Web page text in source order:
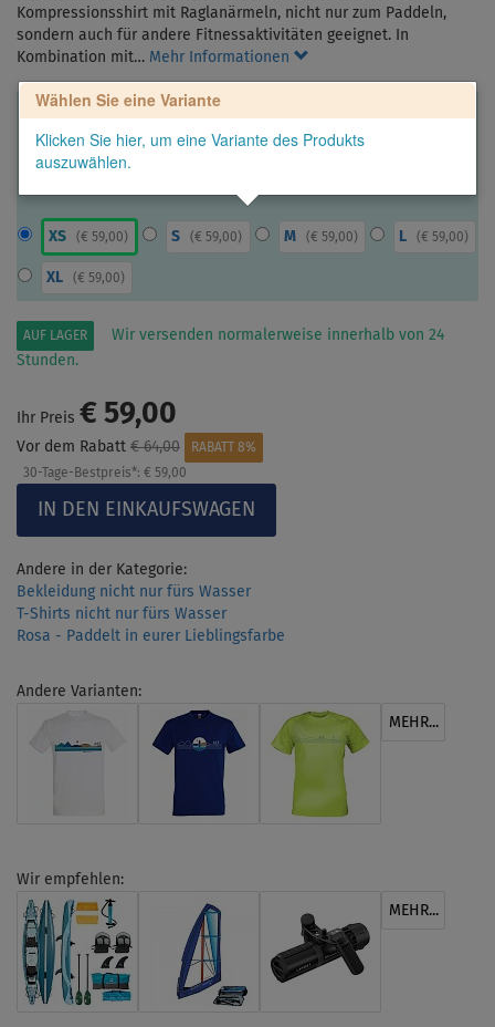
Kompressionsshirt mit Raglanärmeln, nicht nur zum Paddeln,
sondern auch für andere Fitnessaktivitäten geeignet. In
Kombination mit… Mehr Informationen
Wählen Sie eine Variante
Klicken Sie hier, um eine Variante des Produkts
auszuwählen.
XS ( € 59,00) S (€ 59,00) M ( € 59,00) L ( € 59,00)
XL ( € 59,00)
AUF LAGER
Wir versenden normalerweise innerhalb von 24
Stunden.
Ihr Preis € 59,00
Vor dem Rabatt € 64,00
RABATT 8%
30-Tage-Bestpreis*: € 59,00
Andere in der Kategorie:
Bekleidung nicht nur fürs Wasser
T-Shirts nicht nur fürs Wasser
Rosa - Paddelt in eurer Lieblingsfarbe
Andere Varianten:
MEHR...
Wir empfehlen:
MEHR...